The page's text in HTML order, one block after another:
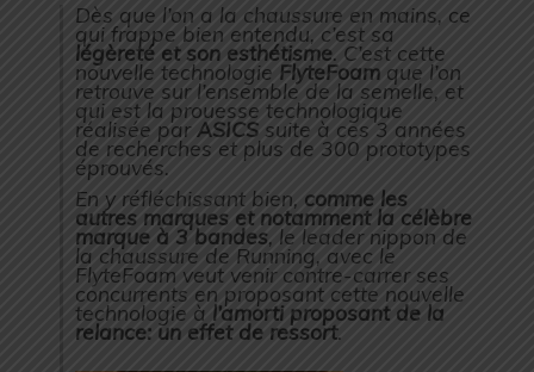
Dès que l’on a la chaussure en mains, ce
qui frappe bien entendu, c’est sa
légèreté et son esthétisme. C’est cette
nouvelle technologie FlyteFoam que l’on
retrouve sur l’ensemble de la semelle, et
qui est la prouesse technologique
réalisée par ASICS suite à ces 3 années
de recherches et plus de 300 prototypes
éprouvés.
En y réfléchissant bien, comme les
autres marques et notamment la célèbre
marque à 3 bandes, le leader nippon de
la chaussure de Running, avec le
FlyteFoam veut venir contre-carrer ses
concurrents en proposant cette nouvelle
technologie à l’amorti proposant de la
relance: un effet de ressort.